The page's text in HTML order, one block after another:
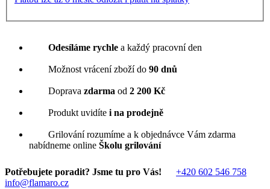
Odesíláme rychle a každý pracovní den
Možnost vrácení zboží do 90 dnů
Doprava zdarma od 2 200 Kč
Produkt uvidíte i na prodejně
Grilování rozumíme a k objednávce Vám zdarma
nabídneme online Školu grilování
Potřebujete poradit? Jsme tu pro Vás!
+420 602 546 758
info@flamaro.cz